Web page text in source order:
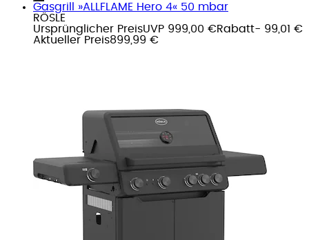
Gasgrill »ALLFLAME Hero 4« 50 mbar
RÖSLE
Ursprünglicher PreisUVP 999,00 €Rabatt- 99,01 €
Aktueller Preis899,99 €